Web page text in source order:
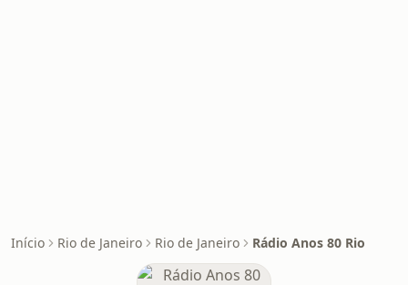
Início Rio de Janeiro Rio de Janeiro Rádio Anos 80 Rio